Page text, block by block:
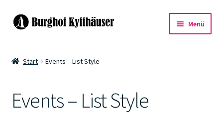
Zur
Navigation
Zum
Inhalt
Menü
Kasse
Start Events – List Style
Events – List Style